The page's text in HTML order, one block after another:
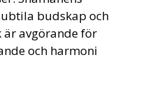
budskap och
avgörande för
och harmoni